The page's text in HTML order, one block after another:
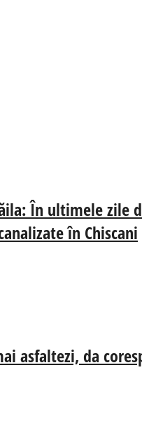
În ultimele
în Chiscani
asfaltezi, da